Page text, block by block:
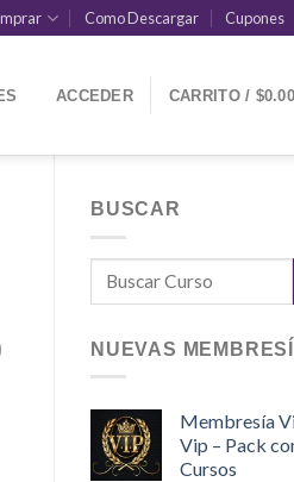
Como Descargar Cupones
ACCEDER CARRITO / $0.00
BUSCAR
NUEVAS
Membresía
Vip – Pack
Cursos